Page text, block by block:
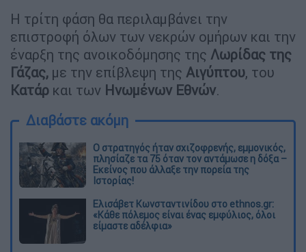
Η τρίτη φάση θα περιλαμβάνει την
επιστροφή όλων των νεκρών ομήρων και την
έναρξη της ανοικοδόμησης της Λωρίδας της
Γάζας, με την επίβλεψη της Αιγύπτου, του
Κατάρ και των Ηνωμένων Εθνών.
Διαβάστε ακόμη
O στρατηγός ήταν σχιζοφρενής, εμμονικός,
πλησίαζε τα 75 όταν τον αντάμωσε η δόξα –
Εκείνος που άλλαξε την πορεία της
Ιστορίας!
Ελισάβετ Κωνσταντινίδου στο ethnos.gr:
«Κάθε πόλεμος είναι ένας εμφύλιος, όλοι
είμαστε αδέλφια»